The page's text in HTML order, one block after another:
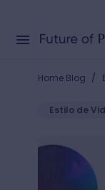
Home Blog /
Estilo de